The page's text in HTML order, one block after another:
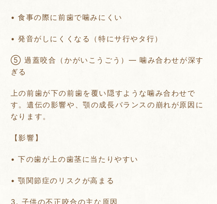
• 食事の際に前歯で噛みにくい
• 発音がしにくくなる（特にサ行やタ行）
⑤ 過蓋咬合（かがいこうごう）— 噛み合わせが深す
ぎる
上の前歯が下の前歯を覆い隠すような噛み合わせで
す。遺伝の影響や、顎の成長バランスの崩れが原因に
なります。
【影響】
• 下の歯が上の歯茎に当たりやすい
• 顎関節症のリスクが高まる
3. 子供の不正咬合の主な原因